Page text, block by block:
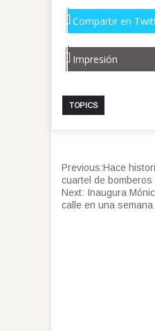
Compartir en
Impresión
TOPICS
Previous:Hace
cuartel de bomberos
Next: Inaugura
calle en una semana